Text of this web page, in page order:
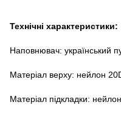
Технічні характеристики:
Наповнювач: український
Матеріал верху: нейлон
Матеріал підкладки: